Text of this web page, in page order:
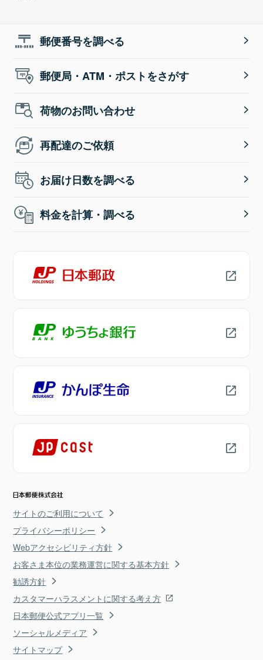
郵便番号を調べる
郵便局・ATM・ポストをさがす
荷物のお問い合わせ
再配達のご依頼
お届け日数を調べる
料金を計算・調べる
サイトのご利用について
プライバシーポリシー
Webアクセシビリティ方針
お客さま本位の業務運営に関する基本方針
勧誘方針
カスタマーハラスメントに関する考え方
日本郵便公式アプリ一覧
ソーシャルメディア
サイトマップ